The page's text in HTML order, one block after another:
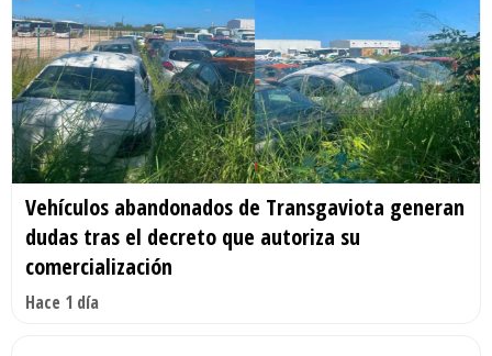
Vehículos abandonados de Transgaviota generan
dudas tras el decreto que autoriza su
comercialización
Hace 1 día